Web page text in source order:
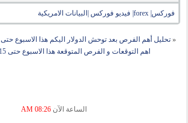
فوركس| forex| فيديو فوركس |البيانات الامريكية
« تحليل أهم الفرص بعد توحش الدولار اليكم هذا الاسبوع حتى 8 اكتوبر 2021
اهم التوقعات و الفرص المتوقعة هذا الاسبوع حتى 15 اكتوبر 2021
الساعة الآن 08:26 AM